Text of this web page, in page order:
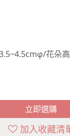
花朵
立即選購
加入收藏清